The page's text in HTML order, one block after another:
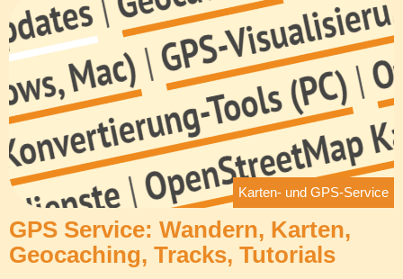
Karten- und GPS-Service
GPS Service: Wandern, Karten,
Geocaching, Tracks, Tutorials